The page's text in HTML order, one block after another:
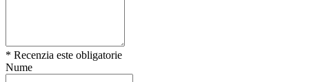
* Recenzia este obligatorie
Nume